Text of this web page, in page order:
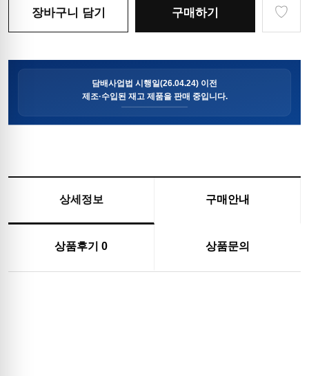
장바구니 담기 구매하기 ♡
상세정보 구매안내
상품후기 0 상품문의